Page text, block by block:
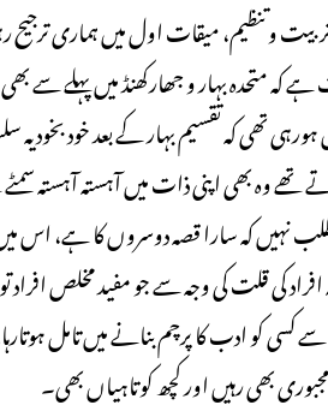
و تنظیم، میقات اول میں ہماری ترجیح
بہار و جھارکھنڈ میں پہلے سے بھی
تھی کہ تقسیم بہار کے بعد خود بخود یہ
وہ بھی اپنی ذات میں آہستہ آہستہ
نہیں کہ سارا قصہ دوسروں کا ہے، اس
کی قلت کی وجہ سے جو مفید مخلص افراد
کو ادب کا پرچم بنانے میں تامل
بھی رہیں اور کچھ کوتاہیاں بھی۔